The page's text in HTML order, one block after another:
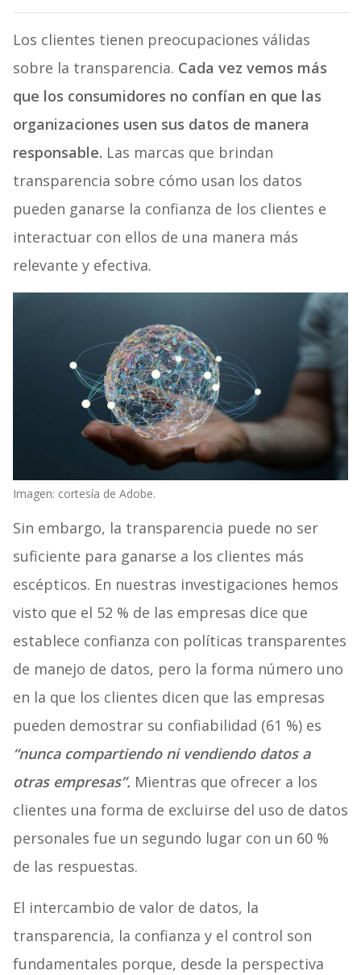
Los clientes tienen preocupaciones válidas
sobre la transparencia. Cada vez vemos más
que los consumidores no confían en que las
organizaciones usen sus datos de manera
responsable. Las marcas que brindan
transparencia sobre cómo usan los datos
pueden ganarse la confianza de los clientes e
interactuar con ellos de una manera más
relevante y efectiva.
Imagen: cortesía de Adobe.
Sin embargo, la transparencia puede no ser
suficiente para ganarse a los clientes más
escépticos. En nuestras investigaciones hemos
visto que el 52 % de las empresas dice que
establece confianza con políticas transparentes
de manejo de datos, pero la forma número uno
en la que los clientes dicen que las empresas
pueden demostrar su confiabilidad (61 %) es
“nunca compartiendo ni vendiendo datos a
otras empresas”. Mientras que ofrecer a los
clientes una forma de excluirse del uso de datos
personales fue un segundo lugar con un 60 %
de las respuestas.
El intercambio de valor de datos, la
transparencia, la confianza y el control son
fundamentales porque, desde la perspectiva